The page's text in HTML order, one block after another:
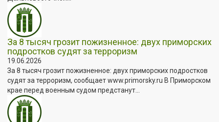
За 8 тысяч грозит пожизненное: двух приморских
подростков судят за терроризм
19.06.2026
За 8 тысяч грозит пожизненное: двух приморских подростков
судят за терроризм, сообщает www.primorsky.ru В Приморском
крае перед военным судом предстанут...